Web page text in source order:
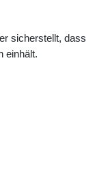
sicherstellt, dass
einhält.